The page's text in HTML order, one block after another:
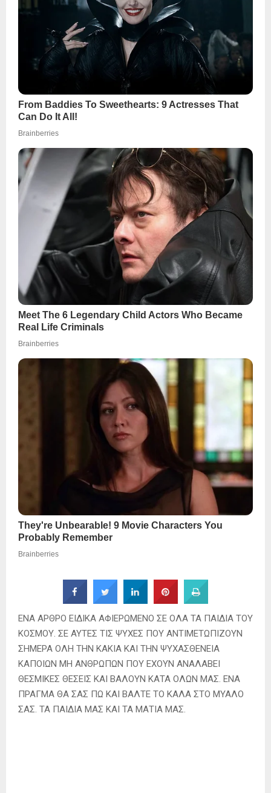
ΕΝΑ ΑΡΘΡΟ ΕΙΔΙΚΑ ΑΦΙΕΡΩΜΕΝΟ ΣΕ ΟΛΑ ΤΑ ΠΑΙΔΙΑ ΤΟΥ
ΚΟΣΜΟΥ. ΣΕ ΑΥΤΕΣ ΤΙΣ ΨΥΧΕΣ ΠΟΥ ΑΝΤΙΜΕΤΩΠΙΖΟΥΝ
ΣΗΜΕΡΑ ΟΛΗ ΤΗΝ ΚΑΚΙΑ ΚΑΙ ΤΗΝ ΨΥΧΑΣΘΕΝΕΙΑ
ΚΑΠΟΙΩΝ ΜΗ ΑΝΘΡΩΠΩΝ ΠΟΥ ΕΧΟΥΝ ΑΝΑΛΑΒΕΙ
ΘΕΣΜΙΚΕΣ ΘΕΣΕΙΣ ΚΑΙ ΒΑΛΟΥΝ ΚΑΤΑ ΟΛΩΝ ΜΑΣ. ΕΝΑ
ΠΡΑΓΜΑ ΘΑ ΣΑΣ ΠΩ ΚΑΙ ΒΑΛΤΕ ΤΟ ΚΑΛΑ ΣΤΟ ΜΥΑΛΟ
ΣΑΣ. ΤΑ ΠΑΙΔΙΑ ΜΑΣ ΚΑΙ ΤΑ ΜΑΤΙΑ ΜΑΣ.